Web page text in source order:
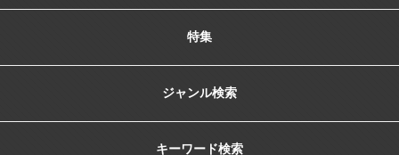
特集
ジャンル検索
キーワード検索